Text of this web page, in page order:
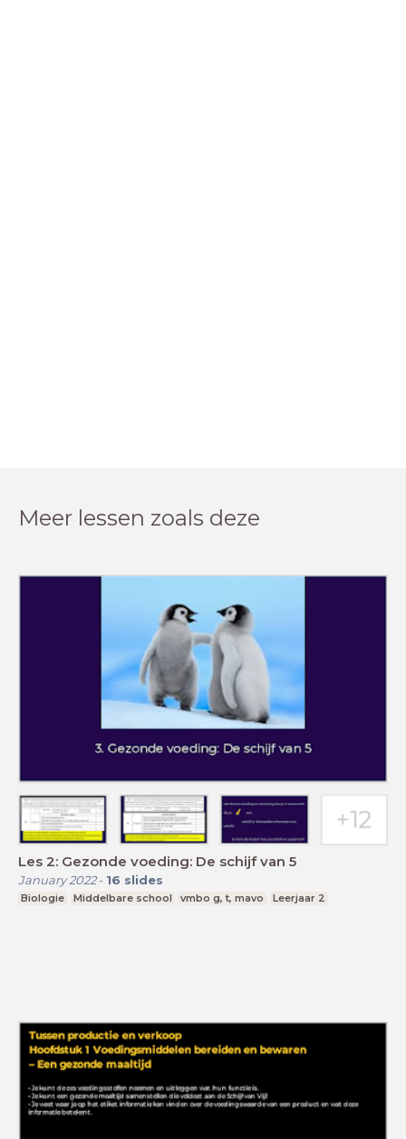
Meer lessen zoals deze
Les 2: Gezonde voeding: De schijf van 5
January 2022- 16 slides
Biologie Middelbare school vmbo g, t, mavo Leerjaar 2